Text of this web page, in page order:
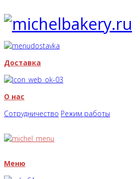
Доставка
О нас
Сотрудничество Режим работы
Меню